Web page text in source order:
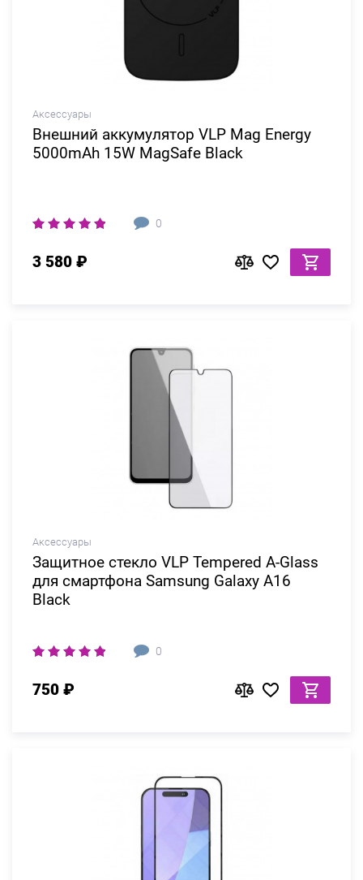
Аксессуары
Внешний аккумулятор VLP Mag Energy
5000mAh 15W MagSafe Black
0
3 580 ₽
Аксессуары
Защитное стекло VLP Tempered A-Glass
для смартфона Samsung Galaxy A16
Black
0
750 ₽